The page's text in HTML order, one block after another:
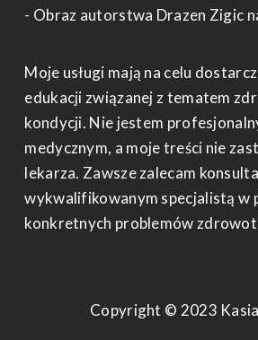
- Obraz autorstwa Drazen Zigic
Moje usługi mają na celu
edukacji związanej z tematem
kondycji. Nie jestem
medycznym, a moje treści nie
lekarza. Zawsze zalecam
wykwalifikowanym specjalistą w
konkretnych problemów
Copyright © 2023